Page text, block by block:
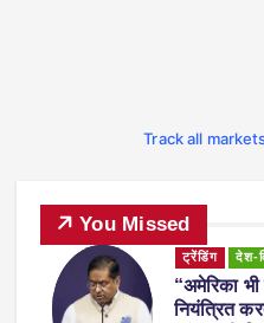
Track all
You Missed
ट्रेंडिंग देश-
महाराष्ट्र में
का प्रतिबंध,